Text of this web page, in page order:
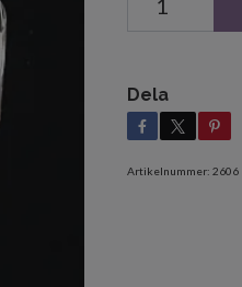
Dela
Artikelnummer: 2606